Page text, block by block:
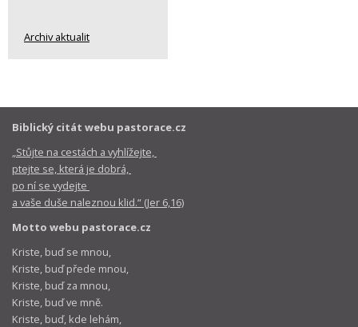
Archiv aktualit
Biblický citát webu pastorace.cz
„Stůjte na cestách a vyhlížejte,
ptejte se, která je dobrá,
po ní se vydejte
a vaše duše naleznou klid.“ (Jer 6,16)
Motto webu pastorace.cz
Kriste, buď se mnou,
Kriste, buď přede mnou,
Kriste, buď za mnou,
Kriste, buď ve mně.
Kriste, buď, kde lehám,